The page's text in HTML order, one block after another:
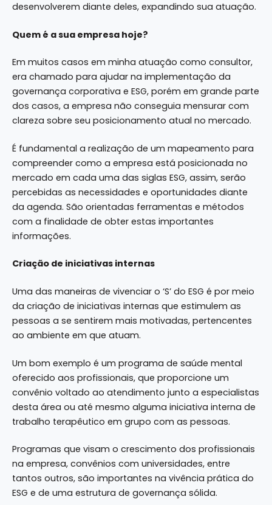
desenvolverem diante deles, expandindo sua atuação.
Quem é a sua empresa hoje?
Em muitos casos em minha atuação como consultor,
era chamado para ajudar na implementação da
governança corporativa e ESG, porém em grande parte
dos casos, a empresa não conseguia mensurar com
clareza sobre seu posicionamento atual no mercado.
É fundamental a realização de um mapeamento para
compreender como a empresa está posicionada no
mercado em cada uma das siglas ESG, assim, serão
percebidas as necessidades e oportunidades diante
da agenda. São orientadas ferramentas e métodos
com a finalidade de obter estas importantes
informações.
Criação de iniciativas internas
Uma das maneiras de vivenciar o ‘S’ do ESG é por meio
da criação de iniciativas internas que estimulem as
pessoas a se sentirem mais motivadas, pertencentes
ao ambiente em que atuam.
Um bom exemplo é um programa de saúde mental
oferecido aos profissionais, que proporcione um
convênio voltado ao atendimento junto a especialistas
desta área ou até mesmo alguma iniciativa interna de
trabalho terapêutico em grupo com as pessoas.
Programas que visam o crescimento dos profissionais
na empresa, convênios com universidades, entre
tantos outros, são importantes na vivência prática do
ESG e de uma estrutura de governança sólida.